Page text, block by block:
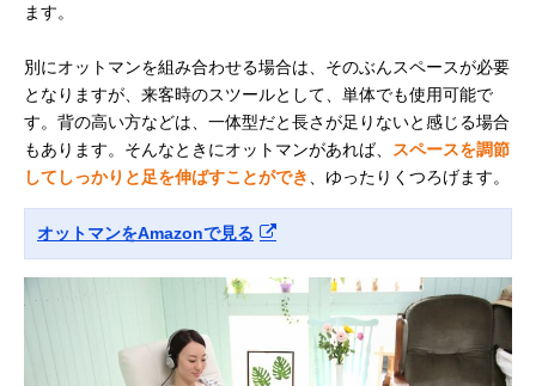
ます。
別にオットマンを組み合わせる場合は、そのぶんスペースが必要
となりますが、来客時のスツールとして、単体でも使用可能で
す。背の高い方などは、一体型だと長さが足りないと感じる場合
もあります。そんなときにオットマンがあれば、
スペースを調節
してしっかりと足を伸ばすことができ
、ゆったりくつろげます。
オットマンをAmazonで見る